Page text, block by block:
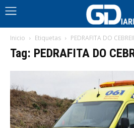
Inicio Etiquetas PEDRAFITA DO
Tag: PEDRAFITA DO